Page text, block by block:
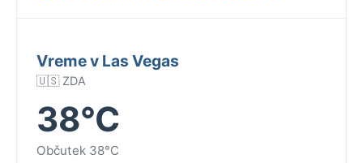
Vreme v Las Vegas
🇺🇸 ZDA
38°C
Občutek 38°C